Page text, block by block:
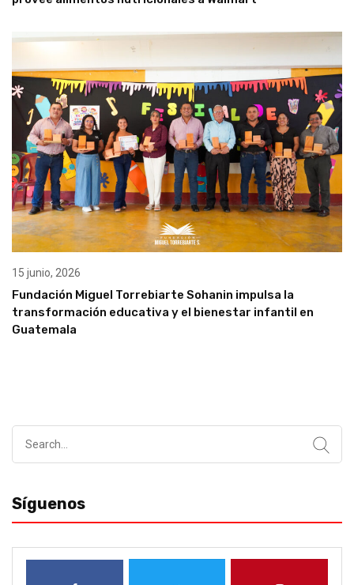
15 junio, 2026
Fundación Miguel Torrebiarte Sohanin impulsa la
transformación educativa y el bienestar infantil en
Guatemala
Síguenos